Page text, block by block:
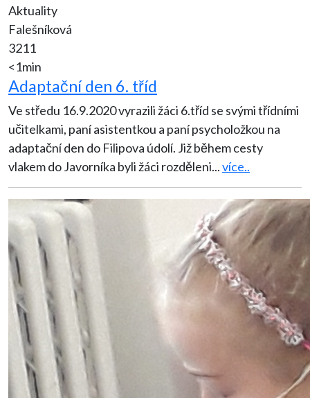
Aktuality
Falešníková
3211
<1min
Adaptační den 6. tříd
Ve středu 16.9.2020 vyrazili žáci 6.tříd se svými třídními
učitelkami, paní asistentkou a paní psycholožkou na
adaptační den do Filipova údolí. Již během cesty
vlakem do Javorníka byli žáci rozděleni...více..